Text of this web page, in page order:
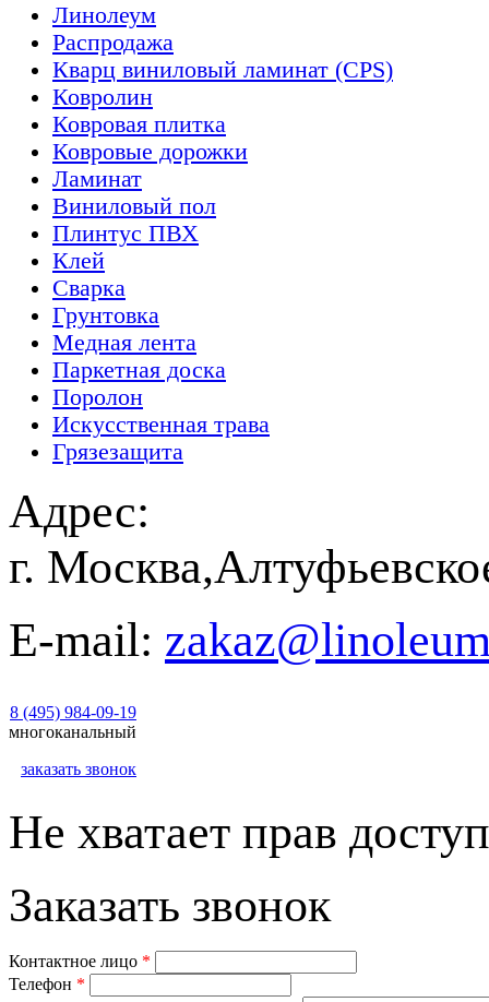
Линолеум
Распродажа
Кварц виниловый ламинат (CPS)
Ковролин
Ковровая плитка
Ковровые дорожки
Ламинат
Виниловый пол
Плинтус ПВХ
Клей
Сварка
Грунтовка
Медная лента
Паркетная доска
Поролон
Искусственная трава
Грязезащита
Адрес:
г.
E-mail:
8 (495) 984-09-19
многоканальный
заказать звонок
Не хватает прав
Заказать звонок
Контактное лицо *
Телефон *